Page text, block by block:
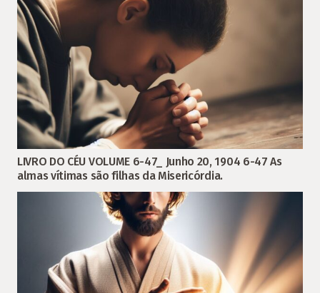
LIVRO DO CÉU VOLUME 6-47_ Junho 20, 1904 6-47 As
almas vítimas são filhas da Misericórdia.